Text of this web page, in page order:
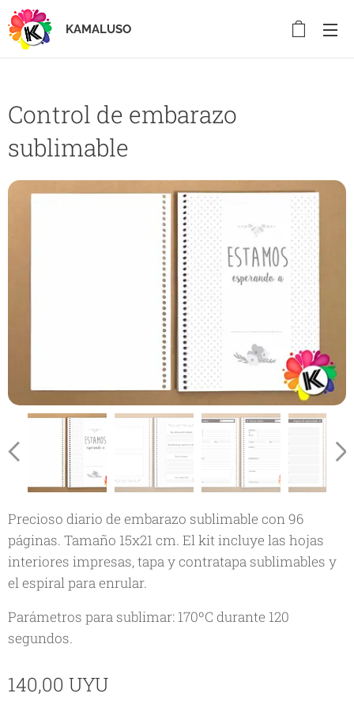
KAMALUSO
Control de embarazo
sublimable
Precioso diario de embarazo sublimable con 96
páginas. Tamaño 15x21 cm. El kit incluye las hojas
interiores impresas, tapa y contratapa sublimables y
el espiral para enrular.
Parámetros para sublimar: 170ºC durante 120
segundos.
140,00 UYU